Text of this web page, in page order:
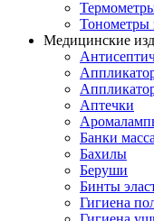
Тонометры
Медицинские
Аптечки
Банки
Бахилы
Беруши
Бинты
Гигиена